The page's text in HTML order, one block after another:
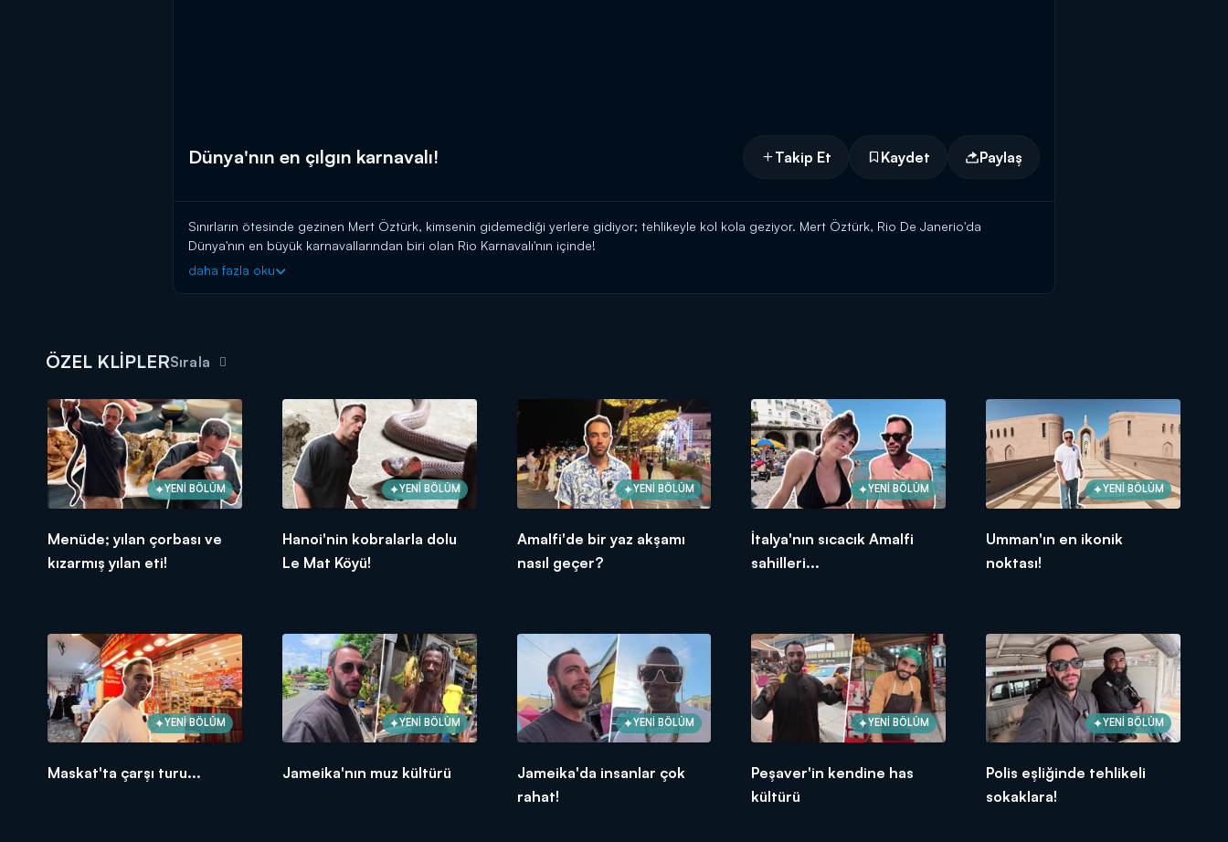
Dünya'nın en çılgın karnavalı! Takip Et Kaydet Paylaş
Sınırların ötesinde gezinen Mert Öztürk, kimsenin gidemediği yerlere gidiyor; tehlikeyle kol kola geziyor. Mert Öztürk, Rio De Janerio'da
Dünya'nın en büyük karnavallarından biri olan Rio Karnavalı'nın içinde!
"Kuralsız Sokaklar" gezgin Mert Öztürk'ün sunumu ile pazar 20.00'de Kanal D'de!
daha fazla oku
ÖZEL KLİPLERSırala
YENİ BÖLÜM
Menüde; yılan çorbası ve
kızarmış yılan eti!
YENİ BÖLÜM
Hanoi'nin kobralarla dolu
Le Mat Köyü!
YENİ BÖLÜM
Amalfi'de bir yaz akşamı
nasıl geçer?
YENİ BÖLÜM
İtalya'nın sıcacık Amalfi
sahilleri...
YENİ BÖLÜM
Umman'ın en ikonik
noktası!
YENİ BÖLÜM
Maskat'ta çarşı turu...
YENİ BÖLÜM
Jameika'nın muz kültürü
YENİ BÖLÜM
Jameika'da insanlar çok
rahat!
YENİ BÖLÜM
Peşaver'in kendine has
kültürü
YENİ BÖLÜM
Polis eşliğinde tehlikeli
sokaklara!